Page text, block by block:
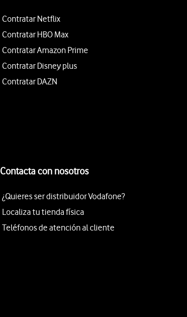
Contratar Netflix
Contratar HBO Max
Contratar Amazon Prime
Contratar Disney plus
Contratar DAZN
Contacta con nosotros
¿Quieres ser distribuidor Vodafone?
Localiza tu tienda física
Teléfonos de atención al cliente